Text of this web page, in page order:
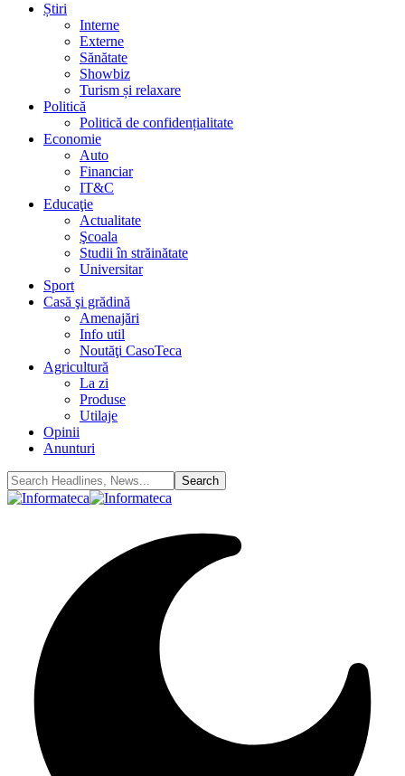
Știri
Interne
Externe
Sănătate
Showbiz
Turism și relaxare
Politică
Politică de confidențialitate
Economie
Auto
Financiar
IT&C
Educaţie
Actualitate
Şcoala
Studii în străinătate
Universitar
Sport
Casă şi grădină
Amenajări
Info util
Noutăţi CasoTeca
Agricultură
La zi
Produse
Utilaje
Opinii
Anunturi